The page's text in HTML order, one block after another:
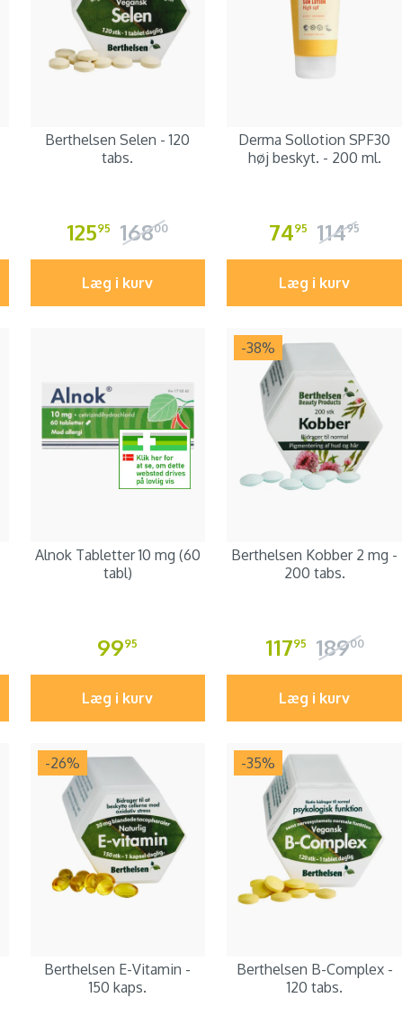
Berthelsen Selen - 120
tabs.
12595 16800
Læg i kurv
Derma Sollotion SPF30
høj beskyt. - 200 ml.
7495 11495
Læg i kurv
Alnok Tabletter 10 mg (60
tabl)
9995
Læg i kurv
-38%
Berthelsen Kobber 2 mg -
200 tabs.
11795 18900
Læg i kurv
-26%
Berthelsen E-Vitamin -
150 kaps.
-35%
Berthelsen B-Complex -
120 tabs.